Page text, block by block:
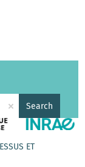
× Search
ET